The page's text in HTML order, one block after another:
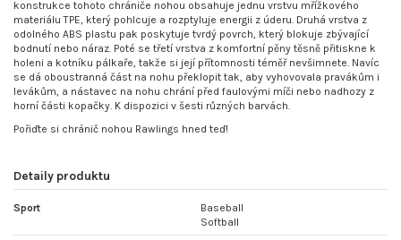
konstrukce tohoto chrániče nohou obsahuje jednu vrstvu mřížkového
materiálu TPE, který pohlcuje a rozptyluje energii z úderu. Druhá vrstva z
odolného ABS plastu pak poskytuje tvrdý povrch, který blokuje zbývající
bodnutí nebo náraz. Poté se třetí vrstva z komfortní pěny těsně přitiskne k
holeni a kotníku pálkaře, takže si její přítomnosti téměř nevšimnete. Navíc
se dá oboustranná část na nohu překlopit tak, aby vyhovovala pravákům i
levákům, a nástavec na nohu chrání před faulovými míči nebo nadhozy z
horní části kopačky. K dispozici v šesti různých barvách.
Pořiďte si chránič nohou Rawlings hned teď!
Detaily produktu
Sport
Baseball
Softball